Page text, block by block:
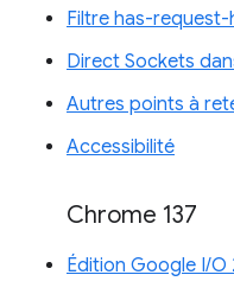
Filtre has-
Direct Sockets
Autres points à
Accessibilité
Chrome 137
Édition Google I/O